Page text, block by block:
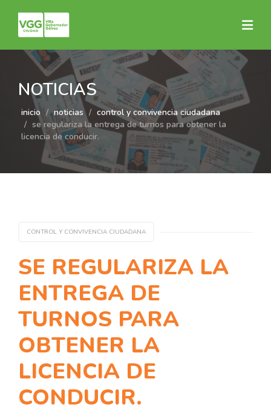
NOTICIAS
inicio noticias
control y convivencia ciudadana
se regulariza la entrega de turnos para obtener la
licencia de conducir.
CONTROL Y CONVIVENCIA CIUDADANA
SE REGULARIZA LA
ENTREGA DE
TURNOS PARA
OBTENER LA
LICENCIA DE
CONDUCIR.